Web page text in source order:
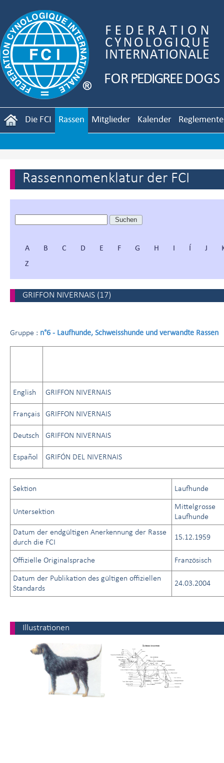
Die FCI Rassen Mitglieder Kalender Reglemente
Rassennomenklatur der FCI
A B C D E F G H I Í J
Z
GRIFFON NIVERNAIS (17)
Gruppe : n°6 - Laufhunde, Schweisshunde und verwandte Rassen
English GRIFFON NIVERNAIS
Français GRIFFON NIVERNAIS
Deutsch GRIFFON NIVERNAIS
Español GRIFÓN DEL NIVERNAIS
Sektion Laufhunde
Untersektion
Mittelgrosse
Laufhunde
Datum der endgültigen Anerkennung der Rasse
durch die FCI
15.12.1959
Offizielle Originalsprache Französisch
Datum der Publikation des gültigen offiziellen
Standards
24.03.2004
Illustrationen